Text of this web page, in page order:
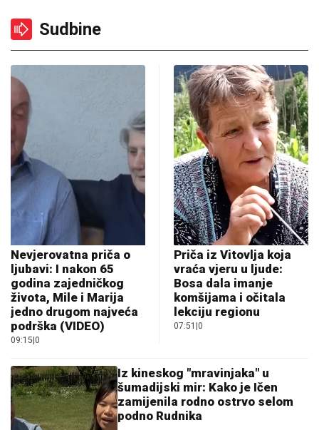
Sudbine
Nevjerovatna priča o
ljubavi: I nakon 65
godina zajedničkog
života, Mile i Marija
jedno drugom najveća
podrška (VIDEO)
09:15 0
Priča iz Vitovlja koja
vraća vjeru u ljude:
Bosa dala imanje
komšijama i očitala
lekciju regionu
07:51 0
Iz kineskog "mravinjaka" u
šumadijski mir: Kako je Ičen
zamijenila rodno ostrvo selom
podno Rudnika